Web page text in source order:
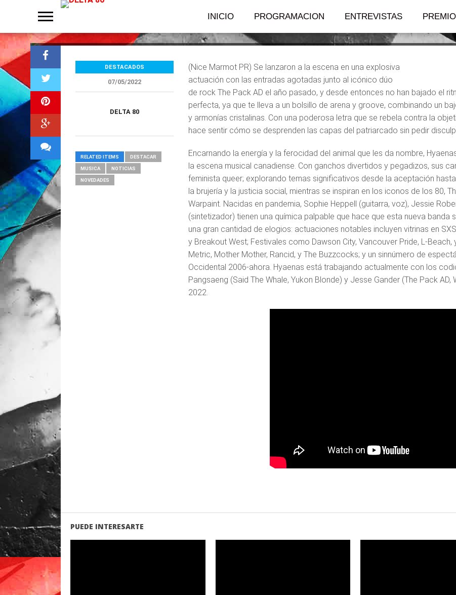
INICIO PROGRAMACION ENTREVISTAS
lanzará «Little trophy», su primer
(Nice Marmot PR) Se lanzaron a la escena en una explosiva
actuación con las entradas agotadas junto al icónico dúo
de rock The Pack AD el año pasado, y desde entonces no han bajado el
perfecta, ya que te lleva a un bolsillo de arena y groove, combinando un
y armonías cristalinas. Con una poderosa letra que se rebela contra la
hace sentir cómo se desprenden las capas del patriarcado sin pedir
Encarnando la energía y la ferocidad del animal que les da nombre,
la escena musical canadiense. Con ganchos divertidos y pegadizos, sus
feminista queer; explorando temas significativos desde la aceptación
la brujería y la justicia social, mientras se inspiran en los iconos de los 80,
Warpaint. Nacidas en pandemia, Sophie Heppell (guitarra, voz), Jessie
(sintetizador) tienen una química palpable que hace que esta nueva banda
una gran cantidad de elogios: actuaciones notables incluyen vitrinas en
y Breakout West; Festivales como Dawson City, Vancouver Pride, L-
Metric, Mother Mother, Rancid, y The Buzzcocks; y un sinnúmero de
Occidental 2006-ahora. Hyaenas está trabajando actualmente con los
Pangsaeng (Said The Whale, Yukon Blonde) y Jesse Gander (The Pack
2022.
DESTACADOS
07/05/2022
DELTA 80
RELATED ITEMS DESTACAR
MUSICA NOTICIAS
NOVEDADES
PUEDE INTERESARTE